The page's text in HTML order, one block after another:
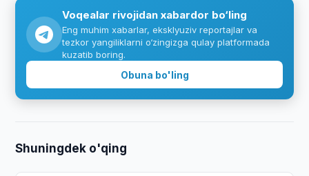
Voqealar rivojidan xabardor bo‘ling
Eng muhim xabarlar, eksklyuziv reportajlar va
tezkor yangiliklarni o‘zingizga qulay platformada
kuzatib boring.
Obuna bo'ling
Shuningdek o'qing